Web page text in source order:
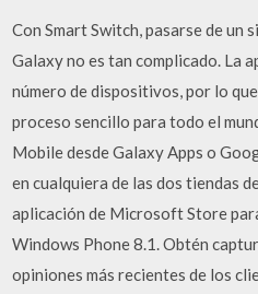
Con Smart Switch, pasarse de
Galaxy no es tan complicado. La
número de dispositivos, por lo
proceso sencillo para todo el
Mobile desde Galaxy Apps o
en cualquiera de las dos tiendas
aplicación de Microsoft Store
Windows Phone 8.1. Obtén
opiniones más recientes de los